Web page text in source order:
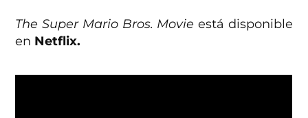
The Super Mario Bros. Movie está disponible
en Netflix.